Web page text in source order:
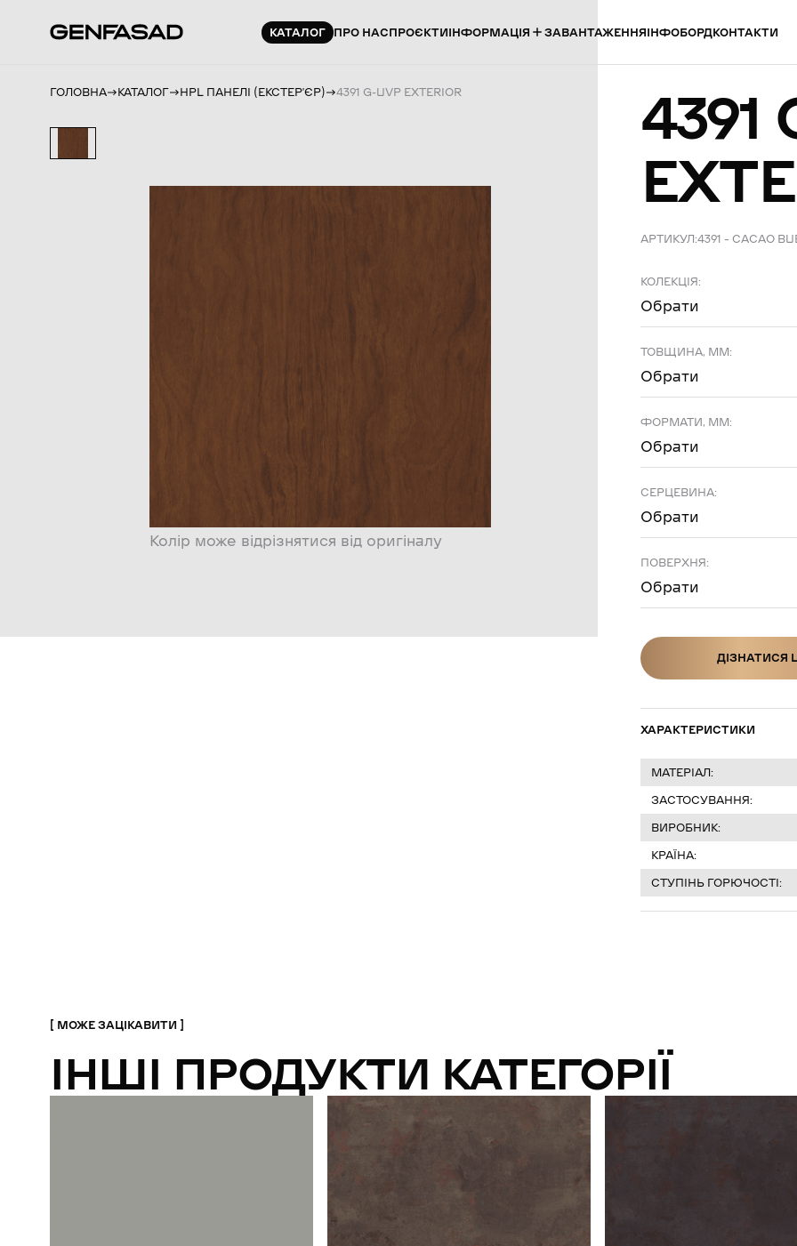
КАТАЛОГ ПРО НАСПРОЄКТИІНФОРМАЦІЯ ЗАВАНТАЖЕННЯІНФОБОРДКОНТАКТИ
ГОЛОВНА КАТАЛОГ HPL ПАНЕЛІ (ЕКСТЕРʼЄР) 4391 G-UVP EXTERIOR
Колір може відрізнятися від оригіналу
4391
АРТИКУЛ:4391 – CACAO
КОЛЕКЦІЯ:
Обрати
ТОВЩИНА, ММ:
Обрати
ФОРМАТИ, ММ:
Обрати
СЕРЦЕВИНА:
Обрати
ПОВЕРХНЯ:
Обрати
ДІЗНАТИСЯ
ХАРАКТЕРИСТИКИ
МАТЕРІАЛ:
ЗАСТОСУВАННЯ:
ВИРОБНИК:
КРАЇНА:
СТУПІНЬ ГОРЮЧОСТІ:
МОЖЕ ЗАЦІКАВИТИ
ІНШІ ПРОДУКТИ КАТЕГОРІЇ